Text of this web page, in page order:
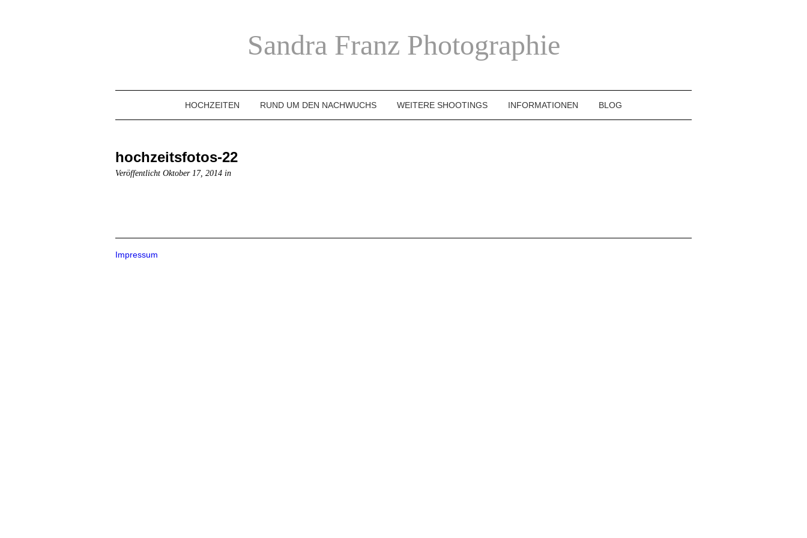
Sandra Franz Photographie
HOCHZEITEN RUND UM DEN NACHWUCHS WEITERE SHOOTINGS INFORMATIONEN BLOG
hochzeitsfotos-22
Veröffentlicht Oktober 17, 2014 in
Impressum